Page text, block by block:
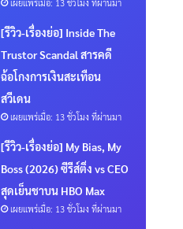
เผยแพร่เมื่อ: 13 ชั่วโมง ที่ผ่านมา
[รีวิว-เรื่องย่อ] Inside The
Trustor Scandal สารคดี
ฉ้อโกงการเงินสะเทือน
สวีเดน
เผยแพร่เมื่อ: 13 ชั่วโมง ที่ผ่านมา
[รีวิว-เรื่องย่อ] My Bias, My
Boss (2026) ซีรีส์ติ่ง vs CEO
สุดเย็นชาบน HBO Max
เผยแพร่เมื่อ: 13 ชั่วโมง ที่ผ่านมา